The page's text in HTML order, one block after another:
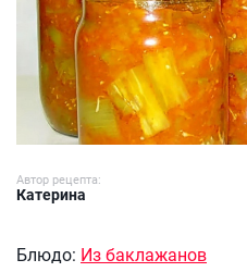
Автор рецепта:
Катерина
Блюдо: Из баклажанов